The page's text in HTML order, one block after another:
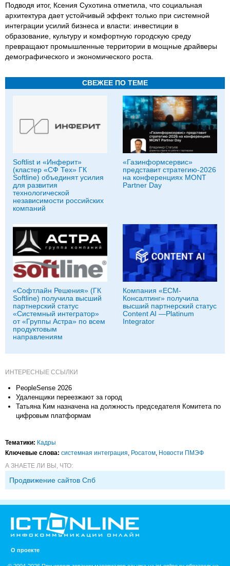
Подводя итог, Ксения Сухотина отметила, что социальная
архитектура дает устойчивый эффект только при системной
интеграции усилий бизнеса и власти: инвестиции в
образование, культуру и комфортную городскую среду
превращают промышленные территории в мощные драйверы
демографического и экономического роста.
СВЕЖЕЕ ПО ТЕМЕ
Softlist и «Инферит»
(кластер «СФ Тех» ГК
Softline) объединят усилия
для развития
технологической
независимости российских
компаний
«Газинформсервис»
представит стратегию-2026
на конференциях MONT
Partner Day
«Софтлайн Решения» (ГК
Softline) получила высший
партнерский статус
«Системный интегратор»
от «Группы Астра» по всем
продуктовым
направлениям
Компания «ЕСМ-
Консалтинг» получила
высший партнерский статус
Content AI —Platinum
Integrator
ИНТЕРЕСНЫЕ ССЫЛКИ
PeopleSense 2026
Удаленщики переезжают за город
Татьяна Ким назначена на должность председателя Комитета по
цифровым платформам
Тематики: Кадры
Ключевые слова: системная интеграция, Росатом, Новости ПМЭФ
А ЗНАЕТЕ ЛИ ВЫ, ЧТО:
Продвижение сайтов Спб
О проекте